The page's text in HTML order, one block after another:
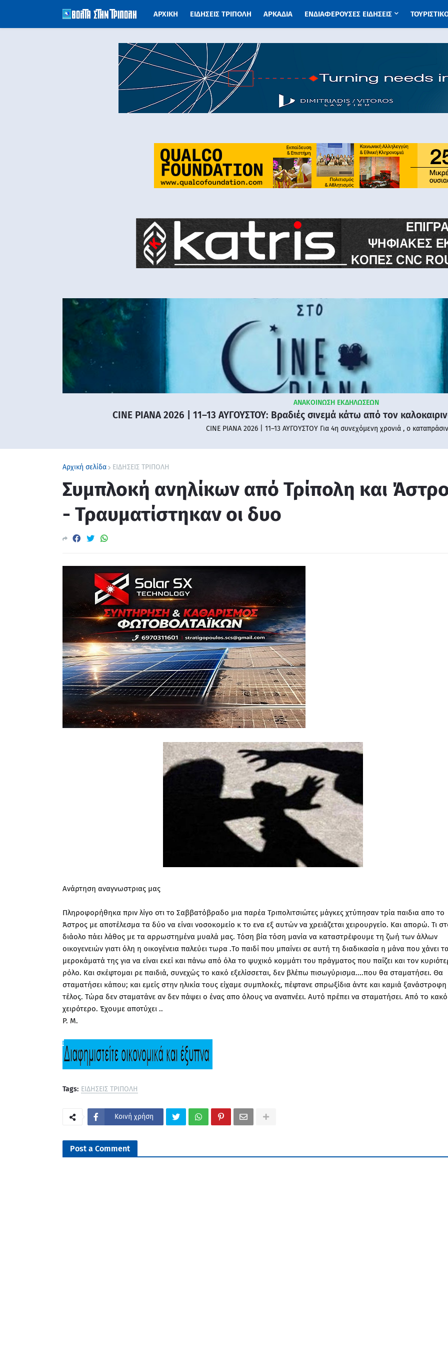
ΑΡΧΙΚΗ ΕΙΔΗΣΕΙΣ ΤΡΙΠΟΛΗ ΑΡΚΑΔΙΑ ΕΝΔΙΑΦΕΡΟΥΣΕΣ ΕΙΔΗΣΕΙΣ
ΑΝΑΚΟΙΝΩΣΗ ΕΚΔΗΛΩΣΕΩΝ
CINE PIANA 2026 | 11–13 ΑΥΓΟΥΣΤΟΥ: Βραδιές σινεμά κάτω από τον
CINE PIANA 2026 | 11–13 ΑΥΓΟΥΣΤΟΥ Για 4η συνεχόμενη χρονιά , ο
Αρχική σελίδα ΕΙΔΗΣΕΙΣ ΤΡΙΠΟΛΗ
Συμπλοκή ανηλίκων από Τρίπολη και
- Τραυματίστηκαν οι δυο
Ανάρτηση αναγνωστριας μας
Πληροφορήθηκα πριν λίγο οτι το Σαββατόβραδο μια παρέα Τριπολιτσιώτες μάγκες χτύπησαν τρία παιδια απο το
Άστρος με αποτέλεσμα τα δύο να είναι νοσοκομείο κ το ενα εξ αυτών να χρειάζεται χειρουργείο. Και απορώ. Τι
διάολο πάει λάθος με τα αρρωστημένα μυαλά μας. Τόση βία τόση μανία να καταστρέφουμε τη ζωή των άλλων
οικογενειών γιατι όλη η οικογένεια παλεύει τωρα .Το παιδί που μπαίνει σε αυτή τη διαδικασία η μάνα που χάνει
μεροκάματά της για να είναι εκεί και πάνω από όλα το ψυχικό κομμάτι του πράγματος που παίζει και τον
ρόλο. Και σκέφτομαι ρε παιδιά, συνεχώς το κακό εξελίσσεται, δεν βλέπω πισωγύρισμα....που θα σταματήσει. Θα
σταματήσει κάπου; και εμείς στην ηλικία τους είχαμε συμπλοκές, πέφτανε σπρωξίδια άντε και καμιά ξανάστροφη
τέλος. Τώρα δεν σταματάνε αν δεν πάψει ο ένας απο όλους να αναπνέει. Αυτό πρέπει να σταματήσει. Από το
χειρότερο. Έχουμε αποτύχει ..
P. M.
Tags: ΕΙΔΗΣΕΙΣ ΤΡΙΠΟΛΗ
Κοινή χρήση
Post a Comment